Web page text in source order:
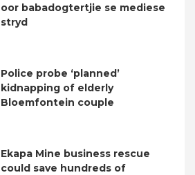
oor babadogtertjie se mediese
stryd
Police probe ‘planned’
kidnapping of elderly
Bloemfontein couple
Ekapa Mine business rescue
could save hundreds of